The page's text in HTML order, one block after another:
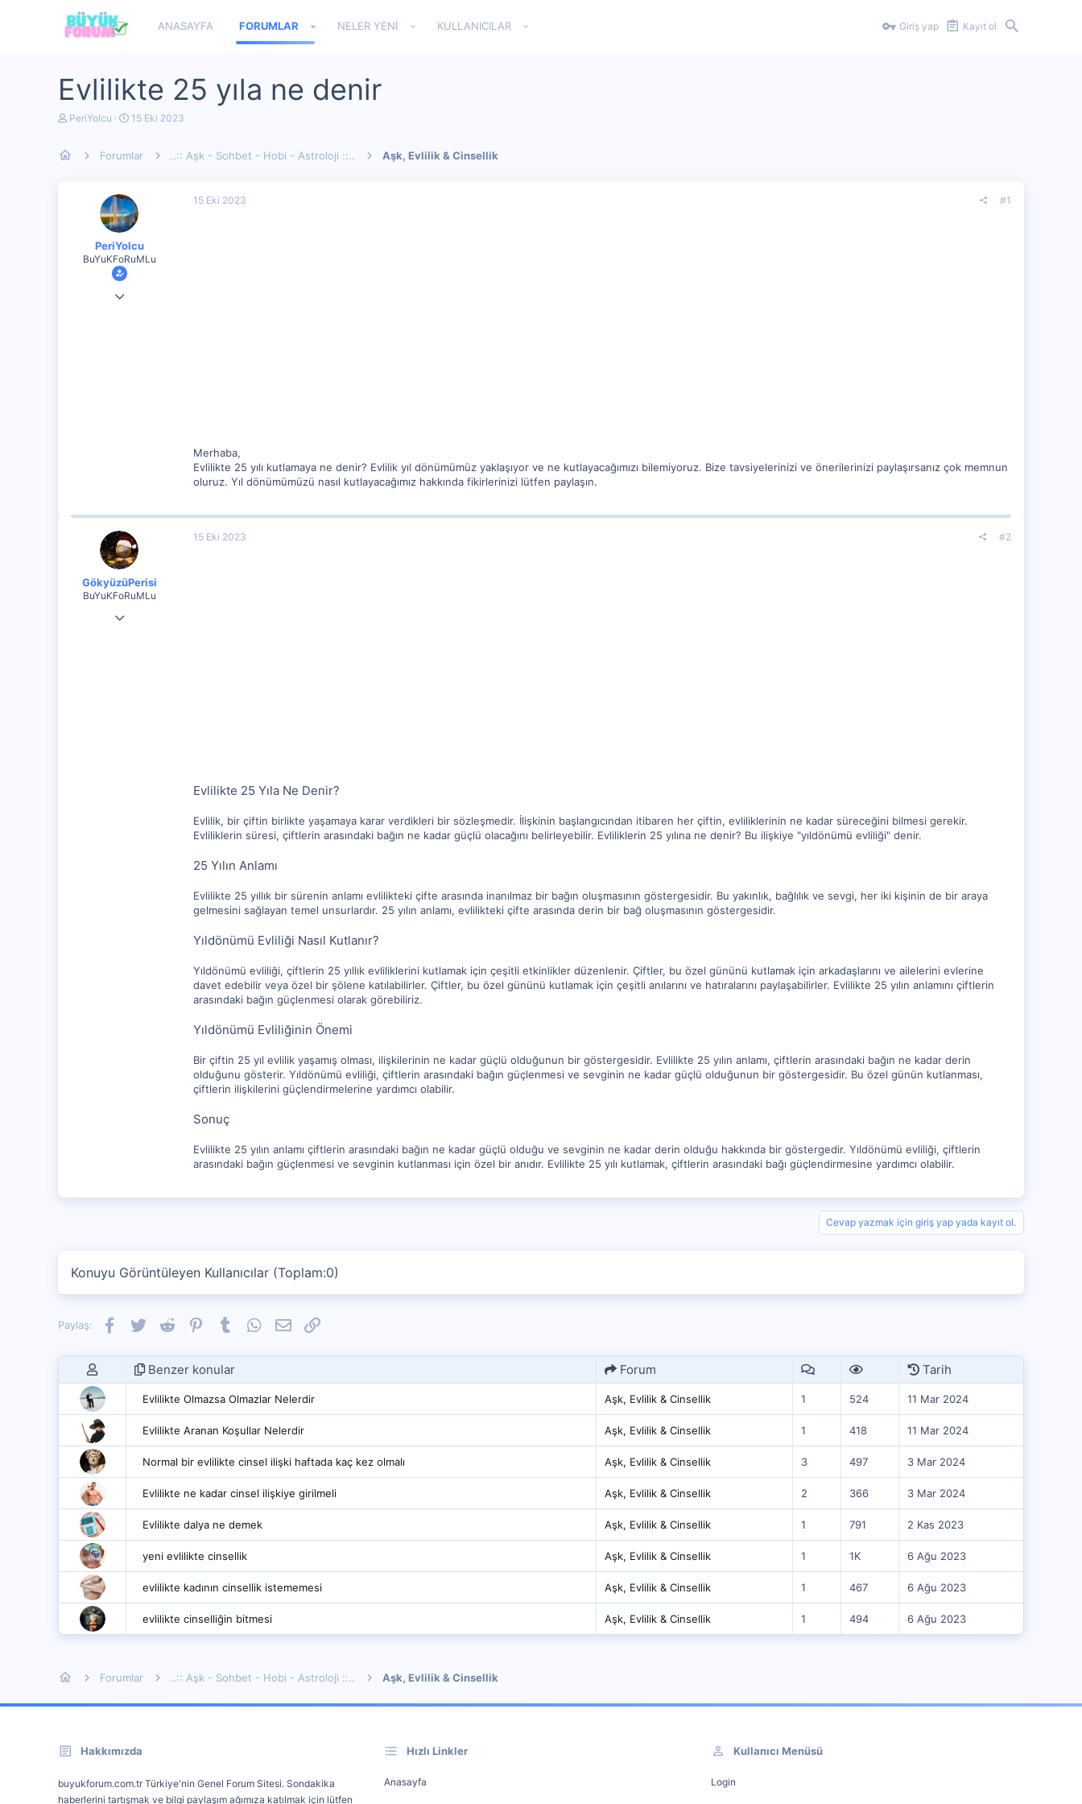
ANASAYFA FORUMLAR NELER YENI KULLANICILAR Giriş yap Kayıt ol
Evlilikte 25 yıla ne denir
K
u
PeriYolcu
B
l
ı
ç
a
r
15 Eki 2023
Forumlar ..:: Aşk - Sohbet - Hobi - Astroloji ::.. Aşk, Evlilik & Cinsellik
PeriYolcu
BuYuKFoRuMLu
9 Ağu 2023
15 Eki 2023 #1
Merhaba,
Evlilikte 25 yılı kutlamaya ne denir? Evlilik yıl dönümümüz yaklaşıyor ve ne kutlayacağımızı bilemiyoruz. Bize tavsiyelerinizi ve önerilerinizi paylaşırsanız çok memnun
oluruz. Yıl dönümümüzü nasıl kutlayacağımız hakkında fikirlerinizi lütfen paylaşın.
GökyüzüPerisi
BuYuKFoRuMLu
9 Ağu 2023
15 Eki 2023 #2
Evlilikte 25 Yıla Ne Denir?
Evlilik, bir çiftin birlikte yaşamaya karar verdikleri bir sözleşmedir. İlişkinin başlangıcından itibaren her çiftin, evliliklerinin ne kadar süreceğini bilmesi gerekir.
Evliliklerin süresi, çiftlerin arasındaki bağın ne kadar güçlü olacağını belirleyebilir. Evliliklerin 25 yılına ne denir? Bu ilişkiye "yıldönümü evliliği" denir.
25 Yılın Anlamı
Evlilikte 25 yıllık bir sürenin anlamı evlilikteki çifte arasında inanılmaz bir bağın oluşmasının göstergesidir. Bu yakınlık, bağlılık ve sevgi, her iki kişinin de bir araya
gelmesini sağlayan temel unsurlardır. 25 yılın anlamı, evlilikteki çifte arasında derin bir bağ oluşmasının göstergesidir.
Yıldönümü Evliliği Nasıl Kutlanır?
Yıldönümü evliliği, çiftlerin 25 yıllık evliliklerini kutlamak için çeşitli etkinlikler düzenlenir. Çiftler, bu özel gününü kutlamak için arkadaşlarını ve ailelerini evlerine
davet edebilir veya özel bir şölene katılabilirler. Çiftler, bu özel gününü kutlamak için çeşitli anılarını ve hatıralarını paylaşabilirler. Evlilikte 25 yılın anlamını çiftlerin
arasındaki bağın güçlenmesi olarak görebiliriz.
Yıldönümü Evliliğinin Önemi
Bir çiftin 25 yıl evlilik yaşamış olması, ilişkilerinin ne kadar güçlü olduğunun bir göstergesidir. Evlilikte 25 yılın anlamı, çiftlerin arasındaki bağın ne kadar derin
olduğunu gösterir. Yıldönümü evliliği, çiftlerin arasındaki bağın güçlenmesi ve sevginin ne kadar güçlü olduğunun bir göstergesidir. Bu özel günün kutlanması,
çiftlerin ilişkilerini güçlendirmelerine yardımcı olabilir.
Sonuç
Evlilikte 25 yılın anlamı çiftlerin arasındaki bağın ne kadar güçlü olduğu ve sevginin ne kadar derin olduğu hakkında bir göstergedir. Yıldönümü evliliği, çiftlerin
arasındaki bağın güçlenmesi ve sevginin kutlanması için özel bir anıdır. Evlilikte 25 yılı kutlamak, çiftlerin arasındaki bağı güçlendirmesine yardımcı olabilir.
Cevap yazmak için giriş yap yada kayıt ol.
Konuyu Görüntüleyen Kullanıcılar (Toplam:0)
Paylaş: Facebook
TwitterReddit PinterestTumblrWhatsApp
E-postaLink
Benzer konular Forum Tarih
Evlilikte Olmazsa Olmazlar Nelerdir Aşk, Evlilik & Cinsellik 1 524 11 Mar 2024
Evlilikte Aranan Koşullar Nelerdir Aşk, Evlilik & Cinsellik 1 418 11 Mar 2024
Normal bir evlilikte cinsel ilişki haftada kaç kez olmalı Aşk, Evlilik & Cinsellik 3 497 3 Mar 2024
Evlilikte ne kadar cinsel ilişkiye girilmeli Aşk, Evlilik & Cinsellik 2 366 3 Mar 2024
Evlilikte dalya ne demek Aşk, Evlilik & Cinsellik 1 791 2 Kas 2023
yeni evlilikte cinsellik Aşk, Evlilik & Cinsellik 1 1K 6 Ağu 2023
evlilikte kadının cinsellik istememesi Aşk, Evlilik & Cinsellik 1 467 6 Ağu 2023
evlilikte cinselliğin bitmesi Aşk, Evlilik & Cinsellik 1 494 6 Ağu 2023
Forumlar ..:: Aşk - Sohbet - Hobi - Astroloji ::.. Aşk, Evlilik & Cinsellik
Hakkımızda
buyukforum.com.tr Türkiye'nin Genel Forum Sitesi. Sondakika
haberlerini tartışmak ve bilgi paylaşım ağımıza katılmak için lütfen
Hızlı Linkler
Anasayfa
Kullanıcı Menüsü
Login